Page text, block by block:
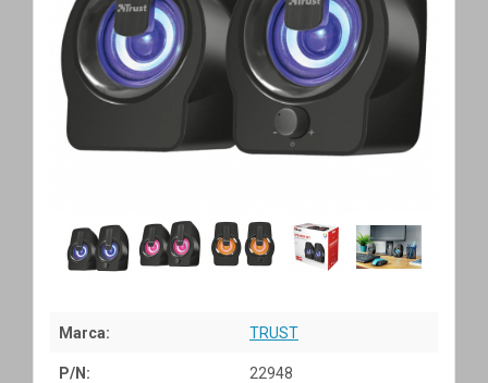
Marca: TRUST
P/N: 22948